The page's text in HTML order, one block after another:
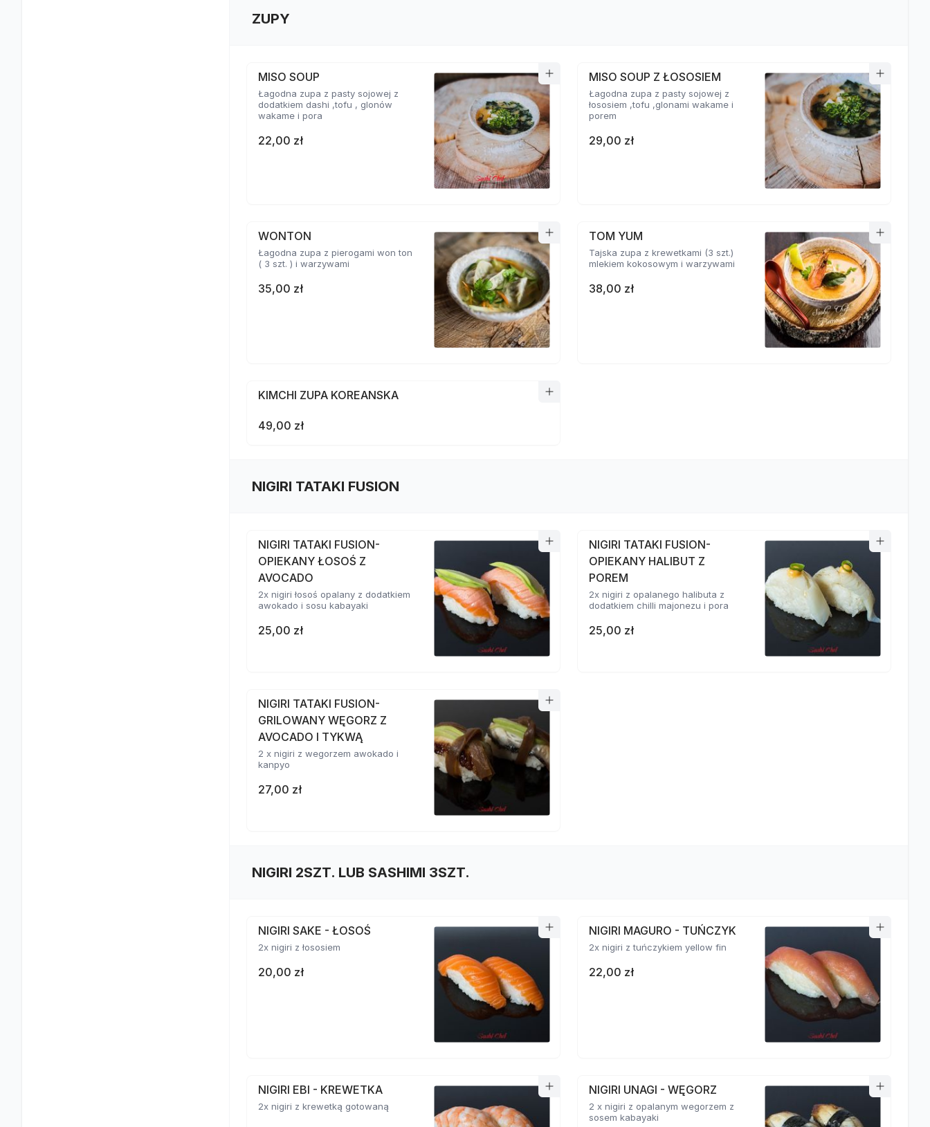
ZUPY
MISO SOUP
Łagodna zupa z pasty sojowej z
dodatkiem dashi ,tofu , glonów
wakame i pora
22,00 zł
MISO SOUP Z ŁOSOSIEM
Łagodna zupa z pasty sojowej z
łososiem ,tofu ,glonami wakame i
porem
29,00 zł
WONTON
Łagodna zupa z pierogami won ton
( 3 szt. ) i warzywami
35,00 zł
TOM YUM
Tajska zupa z krewetkami (3 szt.)
mlekiem kokosowym i warzywami
38,00 zł
KIMCHI ZUPA KOREANSKA
49,00 zł
NIGIRI TATAKI FUSION
NIGIRI TATAKI FUSION-
OPIEKANY ŁOSOŚ Z
AVOCADO
2x nigiri łosoś opalany z dodatkiem
awokado i sosu kabayaki
25,00 zł
NIGIRI TATAKI FUSION-
OPIEKANY HALIBUT Z
POREM
2x nigiri z opalanego halibuta z
dodatkiem chilli majonezu i pora
25,00 zł
NIGIRI TATAKI FUSION-
GRILOWANY WĘGORZ Z
AVOCADO I TYKWĄ
2 x nigiri z wegorzem awokado i
kanpyo
27,00 zł
NIGIRI 2SZT. LUB SASHIMI 3SZT.
NIGIRI SAKE - ŁOSOŚ
2x nigiri z łososiem
20,00 zł
NIGIRI MAGURO - TUŃCZYK
2x nigiri z tuńczykiem yellow fin
22,00 zł
NIGIRI EBI - KREWETKA
2x nigiri z krewetką gotowaną
NIGIRI UNAGI - WĘGORZ
2 x nigiri z opalanym wegorzem z
sosem kabayaki